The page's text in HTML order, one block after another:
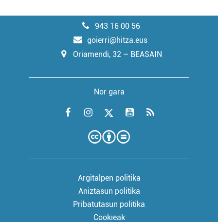
943 16 00 56
goierri@hitza.eus
Oriamendi, 32 – BEASAIN
Nor gara
Argitalpen politika
Aniztasun politika
Pribatutasun politika
Cookieak